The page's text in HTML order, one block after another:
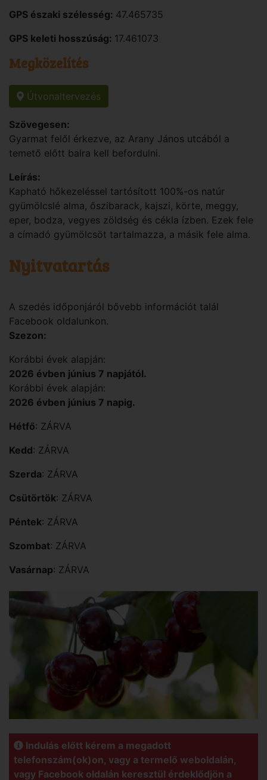
GPS északi szélesség: 47.465735
GPS keleti hosszúság: 17.461073
Megközelítés
Útvonaltervezés
Szövegesen:
Gyarmat felől érkezve, az Arany János utcából a
temető előtt balra kell befordulni.
Leírás:
Kapható hőkezeléssel tartósított 100%-os natúr
gyümölcslé alma, őszibarack, kajszi, körte, meggy,
eper, bodza, vegyes zöldség és cékla ízben. Ezek fele
a címadó gyümölcsöt tartalmazza, a másik fele alma.
Nyitvatartás
A szedés időponjáról bővebb információt talál
Facebook oldalunkon.
Szezon:
Korábbi évek alapján:
2026 évben június 7 napjától.
Korábbi évek alapján:
2026 évben június 7 napig.
Hétfő: ZÁRVA
Kedd: ZÁRVA
Szerda: ZÁRVA
Csütörtök: ZÁRVA
Péntek: ZÁRVA
Szombat: ZÁRVA
Vasárnap: ZÁRVA
Indulás előtt kérem a megadott
telefonszám(ok)on, vagy a termelő weboldalán,
vagy Facebook oldalán keresztül érdeklődjön a